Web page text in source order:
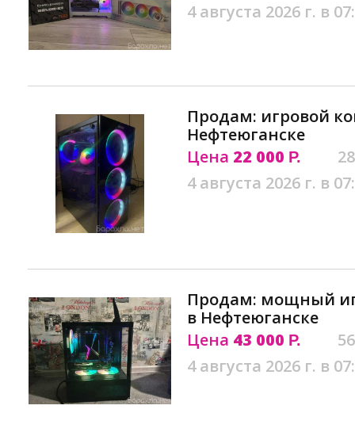
4 августа 2026 г. в
Продам: игровой
Нефтеюганске
Цена 22 000 Р.
4 августа 2026 г. в
Продам: мощный
в Нефтеюганске
Цена 43 000 Р.
4 августа 2026 г. в